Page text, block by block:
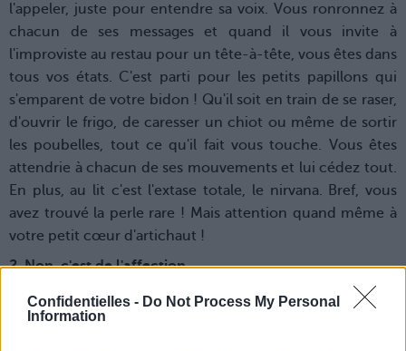
Confidentielles - Do Not Process My Personal
Information
l'appeler, juste pour entendre sa voix. Vous ronronnez à
chacun de ses messages et quand il vous invite à
l'improviste au restau pour un tête-à-tête, vous êtes dans
tous vos états. C'est parti pour les petits papillons qui
s'emparent de votre bidon ! Qu'il soit en train de se raser,
d'ouvrir le frigo, de caresser un chiot ou même de sortir
les poubelles, tout ce qu'il fait vous touche. Vous êtes
attendrie à chacun de ses mouvements et lui cédez tout.
En plus, au lit c'est l'extase totale, le nirvana. Bref, vous
avez trouvé la perle rare ! Mais attention quand même à
votre petit cœur d'artichaut !
2.Non, c'est de l'affection
Et ce n'est pas de l'amour ! Vous ne vous projetez pas sur
du long terme avec Charmant. Un week-end à la